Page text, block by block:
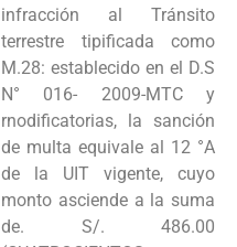
Intranet
infracción al Tránsito
terrestre tipificada como
M.28: establecido en el D.S
N° 016- 2009-MTC y
rnodificatorias, la sanción
de multa equivale al 12 °A
de la UIT vigente, cuyo
monto asciende a la suma
de. S/. 486.00